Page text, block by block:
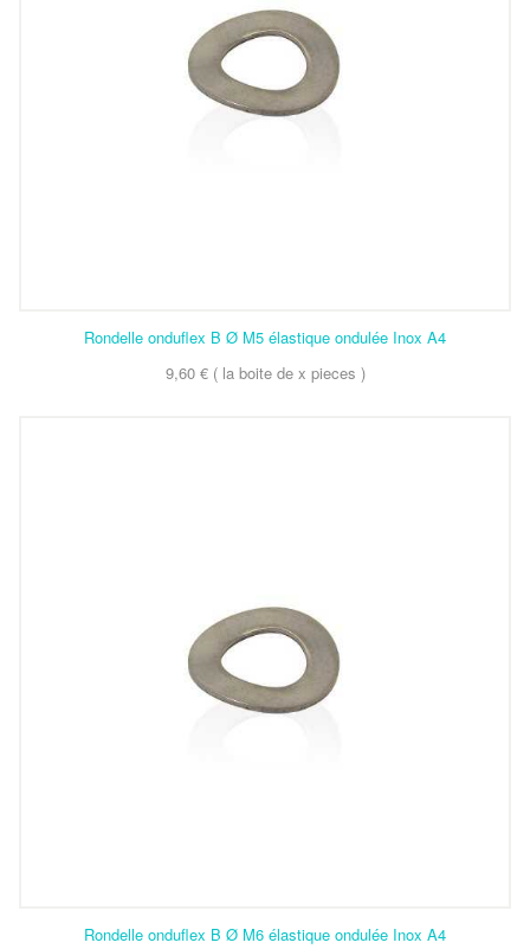
Rondelle onduflex B Ø M5 élastique ondulée Inox A4
9,60 € ( la boite de x pieces )
Rondelle onduflex B Ø M6 élastique ondulée Inox A4